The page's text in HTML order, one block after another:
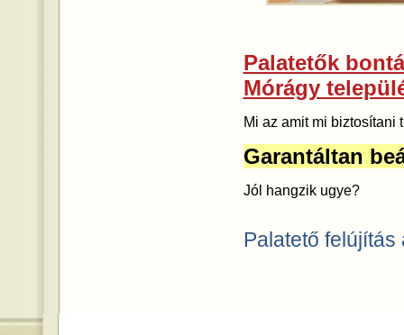
Palatetők
Mórágy
Mi az amit mi biztosítani
Garantáltan
Jól hangzik ugye?
Palatető felújítás